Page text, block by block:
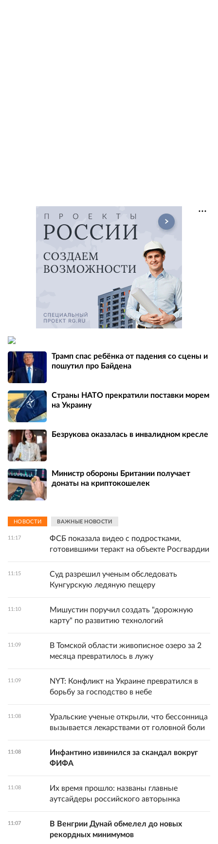
Трамп спас ребёнка от падения со сцены и
пошутил про Байдена
Страны НАТО прекратили поставки морем
на Украину
Безрукова оказалась в инвалидном кресле
Министр обороны Британии получает
донаты на криптокошелек
НОВОСТИ ВАЖНЫЕ НОВОСТИ
11:17
ФСБ показала видео с подростками,
готовившими теракт на объекте Росгвардии
11:15
Суд разрешил ученым обследовать
Кунгурскую ледяную пещеру
11:10
Мишустин поручил создать "дорожную
карту" по развитию технологий
11:09
В Томской области живописное озеро за 2
месяца превратилось в лужу
11:09
NYT: Конфликт на Украине превратился в
борьбу за господство в небе
11:08
Уральские ученые открыли, что бессонница
вызывается лекарствами от головной боли
11:08
Инфантино извинился за скандал вокруг
ФИФА
11:08
Их время прошло: названы главные
аутсайдеры российского авторынка
11:07
В Венгрии Дунай обмелел до новых
рекордных минимумов